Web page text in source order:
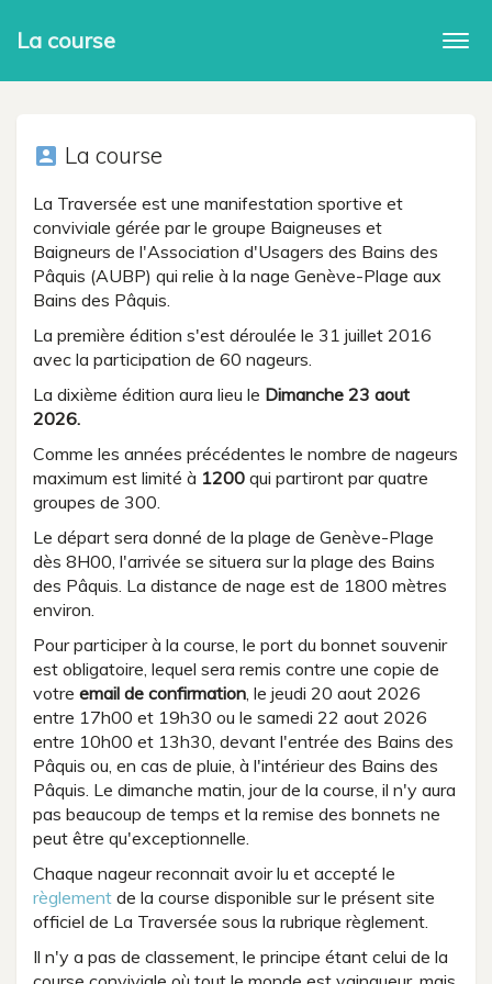
La course
account_box La course
La Traversée est une manifestation sportive et
conviviale gérée par le groupe Baigneuses et
Baigneurs de l'Association d'Usagers des Bains des
Pâquis (AUBP) qui relie à la nage Genève-Plage aux
Bains des Pâquis.
La première édition s'est déroulée le 31 juillet 2016
avec la participation de 60 nageurs.
La dixième édition aura lieu le Dimanche 23 aout
2026.
Comme les années précédentes le nombre de nageurs
maximum est limité à 1200 qui partiront par quatre
groupes de 300.
Le départ sera donné de la plage de Genève-Plage
dès 8H00, l'arrivée se situera sur la plage des Bains
des Pâquis. La distance de nage est de 1800 mètres
environ.
Pour participer à la course, le port du bonnet souvenir
est obligatoire, lequel sera remis contre une copie de
votre email de confirmation, le jeudi 20 aout 2026
entre 17h00 et 19h30 ou le samedi 22 aout 2026
entre 10h00 et 13h30, devant l'entrée des Bains des
Pâquis ou, en cas de pluie, à l'intérieur des Bains des
Pâquis. Le dimanche matin, jour de la course, il n'y aura
pas beaucoup de temps et la remise des bonnets ne
peut être qu'exceptionnelle.
Chaque nageur reconnait avoir lu et accepté le
règlement de la course disponible sur le présent site
officiel de La Traversée sous la rubrique règlement.
Il n'y a pas de classement, le principe étant celui de la